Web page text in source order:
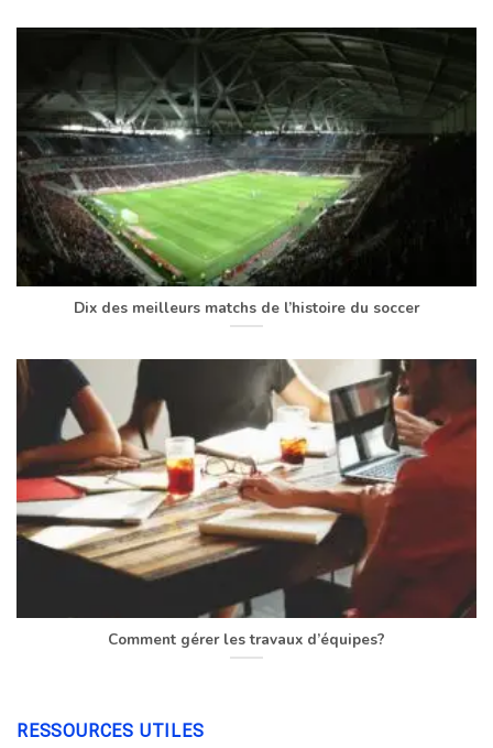
Dix des meilleurs matchs de l’histoire du soccer
Comment gérer les travaux d’équipes?
RESSOURCES UTILES